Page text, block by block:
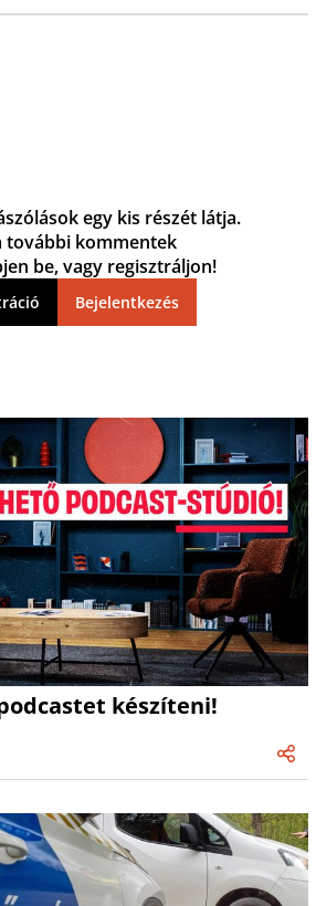
egy kis részét látja.
további kommentek
be, vagy regisztráljon!
Bejelentkezés
készíteni!